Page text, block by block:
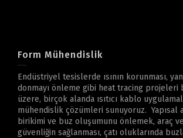
Form Mühendislik
Endüstriyel tesislerde ısının korunması,
donmayı önleme gibi heat tracing projeleri
üzere, birçok alanda ısıtıcı kablo
mühendislik çözümleri sunuyoruz. Yapısal
birikimi ve buz oluşumunu önlemek, araç
güvenliğin sağlanması, çatı oluklarında